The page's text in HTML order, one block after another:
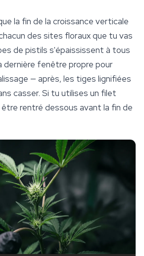
la fin de la croissance verticale
des sites floraux que tu vas
de pistils s'épaississent à tous
dernière fenêtre propre pour
— après, les tiges lignifiées
casser. Si tu utilises un filet
rentré dessous avant la fin de